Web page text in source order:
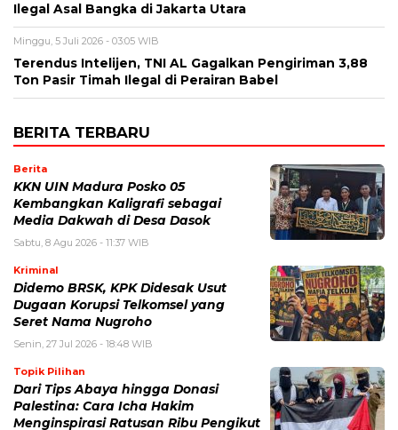
Ilegal Asal Bangka di Jakarta Utara
Minggu, 5 Juli 2026 - 03:05 WIB
Terendus Intelijen, TNI AL Gagalkan Pengiriman 3,88
Ton Pasir Timah Ilegal di Perairan Babel
BERITA TERBARU
Berita
KKN UIN Madura Posko 05
Kembangkan Kaligrafi sebagai
Media Dakwah di Desa Dasok
Sabtu, 8 Agu 2026 - 11:37 WIB
Kriminal
Didemo BRSK, KPK Didesak Usut
Dugaan Korupsi Telkomsel yang
Seret Nama Nugroho
Senin, 27 Jul 2026 - 18:48 WIB
Topik Pilihan
Dari Tips Abaya hingga Donasi
Palestina: Cara Icha Hakim
Menginspirasi Ratusan Ribu Pengikut